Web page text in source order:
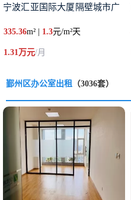
宁波汇亚国际大厦隔壁城市广
335.36m² | 1.3元/m²天
1.31万元/月
鄞州区办公室出租 （3036套）